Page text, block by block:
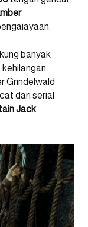
banyak
kehilangan
Grindelwald
dari serial
Jack